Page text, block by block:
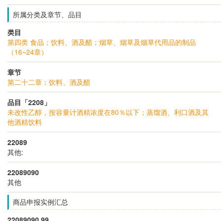
所属分类及章节、品目
类目
第四类 食品；饮料、酒及醋；烟草、烟草及烟草代用品的制品
（16~24章）
章节
第二十二章：饮料、酒及醋
品目「2208」
未改性乙醇，按容量计酒精浓度在80％以下；蒸馏酒、利口酒及其
他酒精饮料
22089
其他:
22089090
其他
商品申报实例汇总